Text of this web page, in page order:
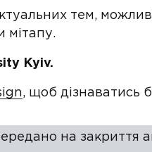
тем,
мітапу.
Kyiv.
, щоб дізнаватись
на закриття